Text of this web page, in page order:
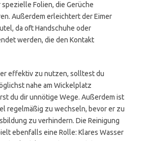
Folien, die Gerüche
Außerdem erleichtert der Eimer
da oft Handschuhe oder
werden, die den Kontakt
effektiv zu nutzen, solltest du
nahe am Wickelplatz
du dir unnötige Wege. Außerdem ist
regelmäßig zu wechseln, bevor er zu
zu verhindern. Die Reinigung
ebenfalls eine Rolle: Klares Wasser